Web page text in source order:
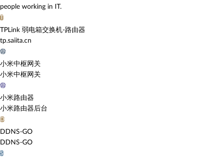
people working in IT.
T
TPLink 弱电箱交换机-路由器
tp.saiita.cn
小
小米中枢网关
小米中枢网关
小
小米路由器
小米路由器后台
D
DDNS-GO
DDNS-GO
S